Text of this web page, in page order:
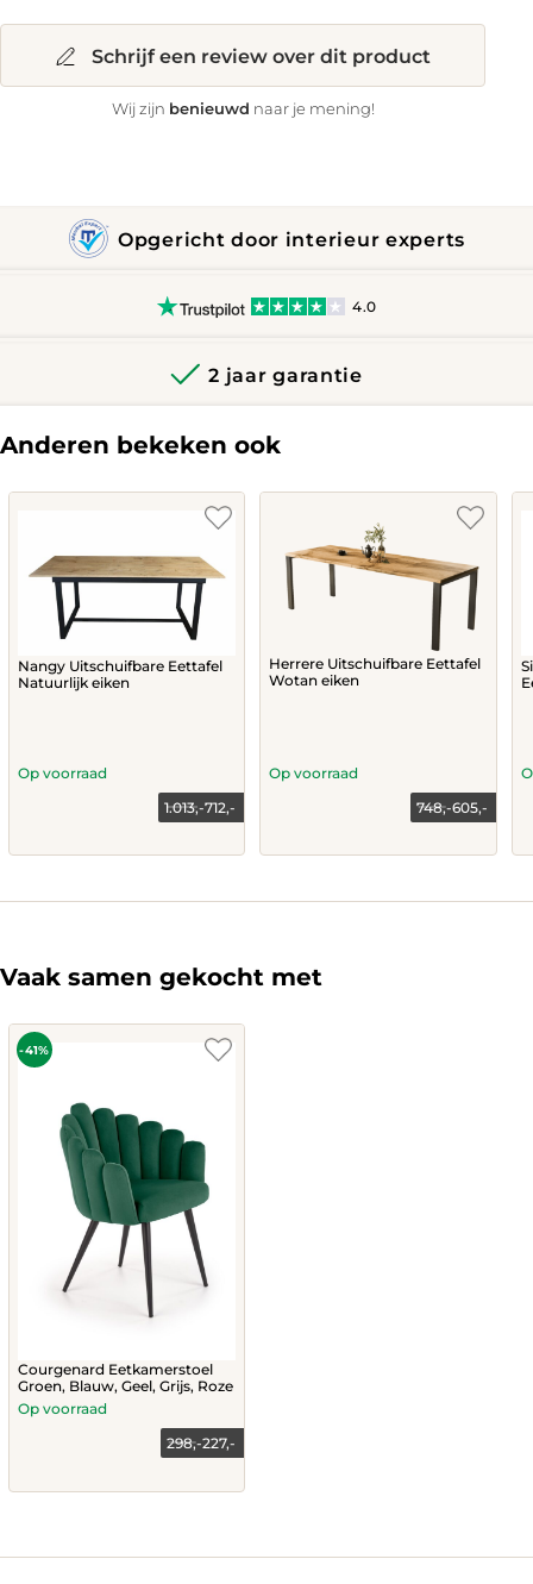
Schrijf een review over dit product
Wij zijn benieuwd naar je mening!
Opgericht door interieur experts
4.0
2 jaar garantie
Anderen bekeken ook
Nangy Uitschuifbare Eettafel
Natuurlijk eiken
1.013,-712,-
Op voorraad
This
options
be
chosen
on
product
Herrere Uitschuifbare Eettafel
Wotan eiken
748,-605,-
Op voorraad
This
options
Vaak samen gekocht met
-41%
Courgenard Eetkamerstoel
Groen, Blauw, Geel, Grijs, Roze
298,-227,-
Op voorraad
This
multiple